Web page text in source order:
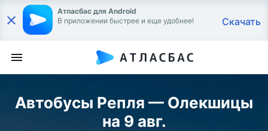
Атласбас для Android
В приложении быстрее и еще удобнее!
Скачать
Автобусы Репля — Олекшицы
на 9 авг.